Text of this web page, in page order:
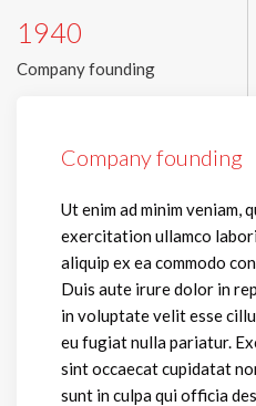
1940
Company founding
Company founding
Ut enim ad minim veniam,
exercitation ullamco
aliquip ex ea commodo
Duis aute irure dolor in
in voluptate velit esse
eu fugiat nulla pariatur.
sint occaecat cupidatat
sunt in culpa qui officia